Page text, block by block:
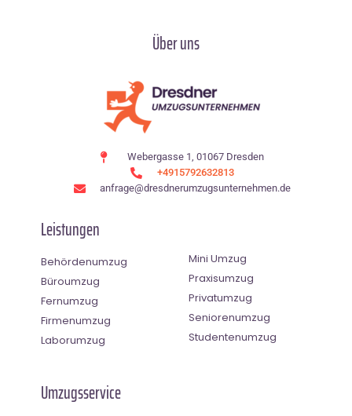
Über uns
Webergasse 1, 01067 Dresden
+4915792632813
anfrage@dresdnerumzugsunternehmen.de
Leistungen
Behördenumzug
Büroumzug
Fernumzug
Firmenumzug
Laborumzug
Mini Umzug
Praxisumzug
Privatumzug
Seniorenumzug
Studentenumzug
Umzugsservice